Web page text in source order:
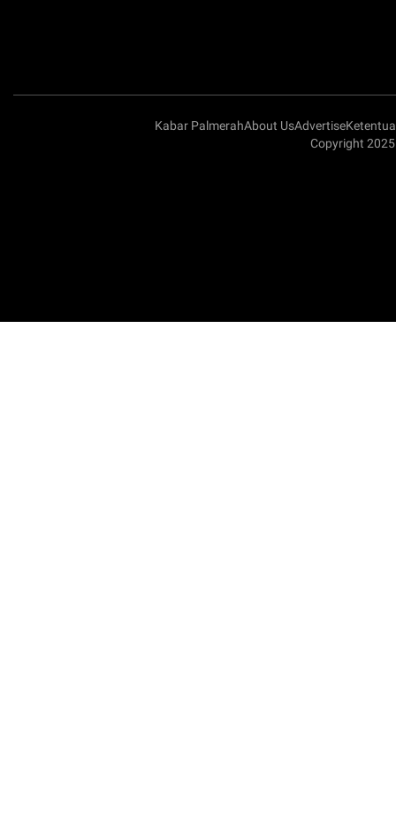
Kabar PalmerahAbout UsAdvertise
Copyright 2025